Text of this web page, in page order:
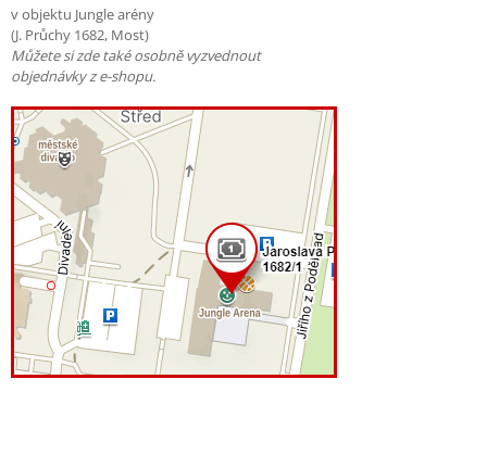
v objektu Jungle arény
(J. Průchy 1682, Most)
Můžete si zde také osobně vyzvednout
objednávky z e-shopu.